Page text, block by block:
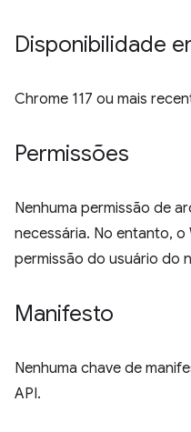
Disponibilidade
Chrome 117 ou mais
Permissões
Nenhuma permissão de
necessária. No entanto,
permissão do usuário do
Manifesto
Nenhuma chave de
API.